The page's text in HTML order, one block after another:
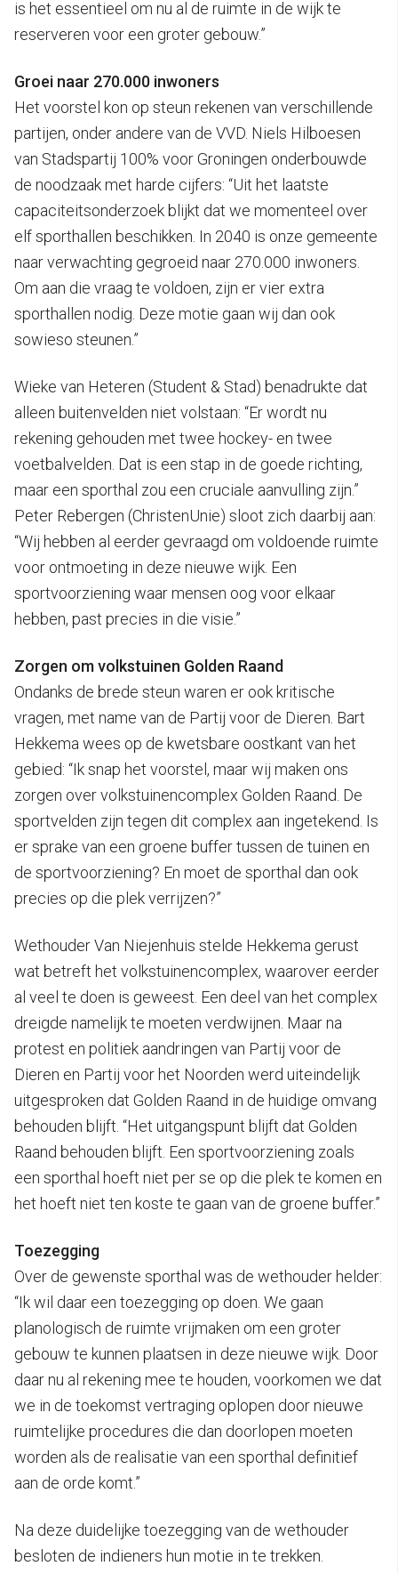
is het essentieel om nu al de ruimte in de wijk te
reserveren voor een groter gebouw.”
Groei naar 270.000 inwoners
Het voorstel kon op steun rekenen van verschillende
partijen, onder andere van de VVD. Niels Hilboesen
van Stadspartij 100% voor Groningen onderbouwde
de noodzaak met harde cijfers: “Uit het laatste
capaciteitsonderzoek blijkt dat we momenteel over
elf sporthallen beschikken. In 2040 is onze gemeente
naar verwachting gegroeid naar 270.000 inwoners.
Om aan die vraag te voldoen, zijn er vier extra
sporthallen nodig. Deze motie gaan wij dan ook
sowieso steunen.”
Wieke van Heteren (Student & Stad) benadrukte dat
alleen buitenvelden niet volstaan: “Er wordt nu
rekening gehouden met twee hockey- en twee
voetbalvelden. Dat is een stap in de goede richting,
maar een sporthal zou een cruciale aanvulling zijn.”
Peter Rebergen (ChristenUnie) sloot zich daarbij aan:
“Wij hebben al eerder gevraagd om voldoende ruimte
voor ontmoeting in deze nieuwe wijk. Een
sportvoorziening waar mensen oog voor elkaar
hebben, past precies in die visie.”
Zorgen om volkstuinen Golden Raand
Ondanks de brede steun waren er ook kritische
vragen, met name van de Partij voor de Dieren. Bart
Hekkema wees op de kwetsbare oostkant van het
gebied: “Ik snap het voorstel, maar wij maken ons
zorgen over volkstuinencomplex Golden Raand. De
sportvelden zijn tegen dit complex aan ingetekend. Is
er sprake van een groene buffer tussen de tuinen en
de sportvoorziening? En moet de sporthal dan ook
precies op die plek verrijzen?”
Wethouder Van Niejenhuis stelde Hekkema gerust
wat betreft het volkstuinencomplex, waarover eerder
al veel te doen is geweest. Een deel van het complex
dreigde namelijk te moeten verdwijnen. Maar na
protest en politiek aandringen van Partij voor de
Dieren en Partij voor het Noorden werd uiteindelijk
uitgesproken dat Golden Raand in de huidige omvang
behouden blijft. “Het uitgangspunt blijft dat Golden
Raand behouden blijft. Een sportvoorziening zoals
een sporthal hoeft niet per se op die plek te komen en
het hoeft niet ten koste te gaan van de groene buffer.”
Toezegging
Over de gewenste sporthal was de wethouder helder:
“Ik wil daar een toezegging op doen. We gaan
planologisch de ruimte vrijmaken om een groter
gebouw te kunnen plaatsen in deze nieuwe wijk. Door
daar nu al rekening mee te houden, voorkomen we dat
we in de toekomst vertraging oplopen door nieuwe
ruimtelijke procedures die dan doorlopen moeten
worden als de realisatie van een sporthal definitief
aan de orde komt.”
Na deze duidelijke toezegging van de wethouder
besloten de indieners hun motie in te trekken.